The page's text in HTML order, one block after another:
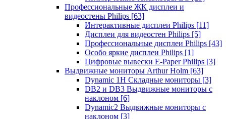
Профессиональные ЖК дисплеи и
видеостены Philips [63]
Интерактивные дисплеи Philips [11]
Дисплеи для видеостен Philips [5]
Профессиональные дисплеи Philips [43]
Особо яркие дисплеи Philips [1]
Цифровые вывески E-Paper Philips [3]
Выдвижные мониторы Arthur Holm [63]
Dynamic 1Н Складные мониторы [3]
DB2 и DB3 Выдвижные мониторы с
наклоном [6]
Dynamic2 Выдвижные мониторы с
наклоном [3]